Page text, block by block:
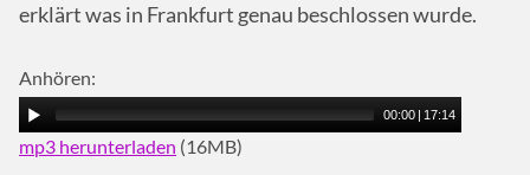
erklärt was in Frankfurt genau beschlossen wurde.
Anhören:
00:00 | 17:14
mp3 herunterladen (16MB)